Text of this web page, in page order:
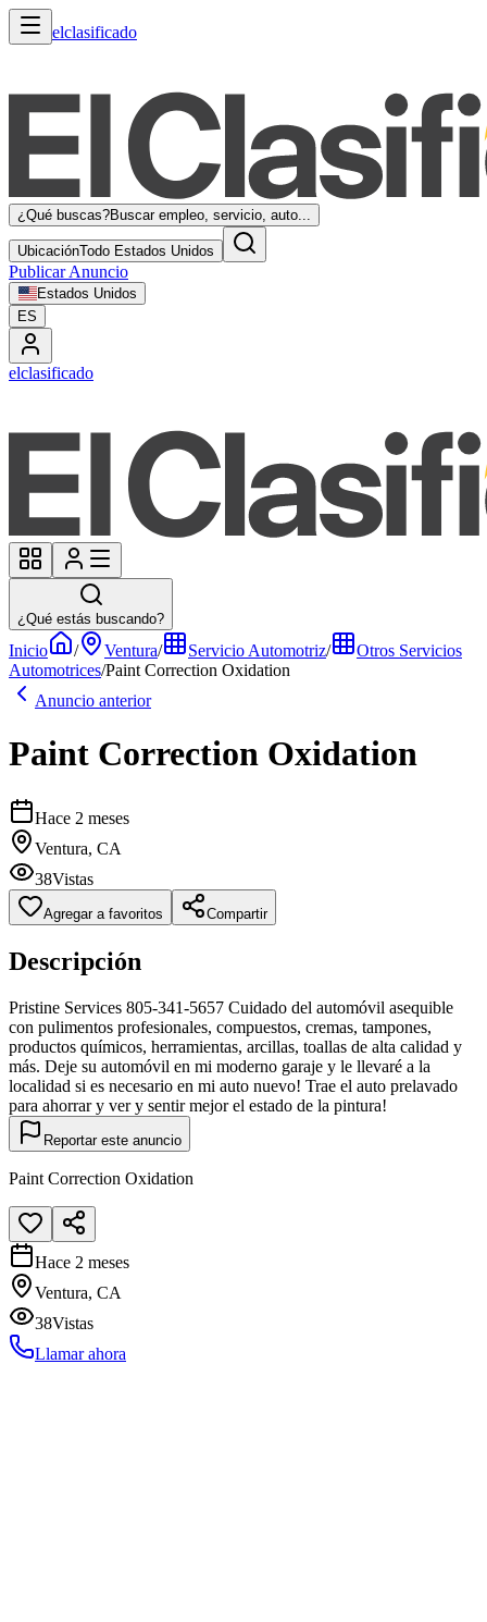
elclasificado
¿Qué buscas?Buscar empleo, servicio, auto...
UbicaciónTodo Estados Unidos
Publicar Anuncio
Estados Unidos
ES
elclasificado
¿Qué estás buscando?
Inicio / Ventura/ Servicio Automotriz/
Otros Servicios
Automotrices/Paint Correction Oxidation
Anuncio anterior
Paint Correction Oxidation
Hace 2 meses
Ventura, CA
38Vistas
Agregar a favoritos Compartir
Descripción
Pristine Services 805-341-5657 Cuidado del automóvil asequible
con pulimentos profesionales, compuestos, cremas, tampones,
productos químicos, herramientas, arcillas, toallas de alta calidad y
más. Deje su automóvil en mi moderno garaje y le llevaré a la
localidad si es necesario en mi auto nuevo! Trae el auto prelavado
para ahorrar y ver y sentir mejor el estado de la pintura!
Reportar este anuncio
Paint Correction Oxidation
Hace 2 meses
Ventura, CA
38Vistas
Llamar ahora